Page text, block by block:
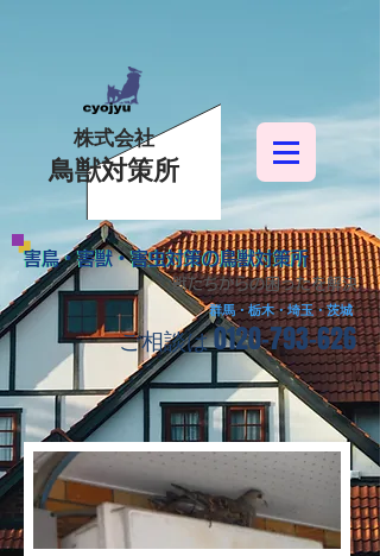
株式会社
鳥獣対策所
害鳥・害獣・害虫対策の鳥獣対策所
害鳥・害獣・害虫対策の鳥獣対策所
獣たちからの困ったを解決
群馬・栃木・埼玉・茨城
​ご相談は0120-793-626